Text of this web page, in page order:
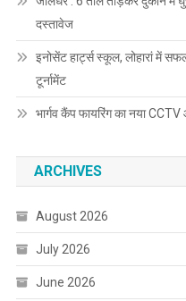
दस्तावेज
इनोसेंट हार्ट्स स्कूल, लोहारां में
टूर्नामेंट
भार्गव कैंप फायरिंग का नया
ARCHIVES
August 2026
July 2026
June 2026